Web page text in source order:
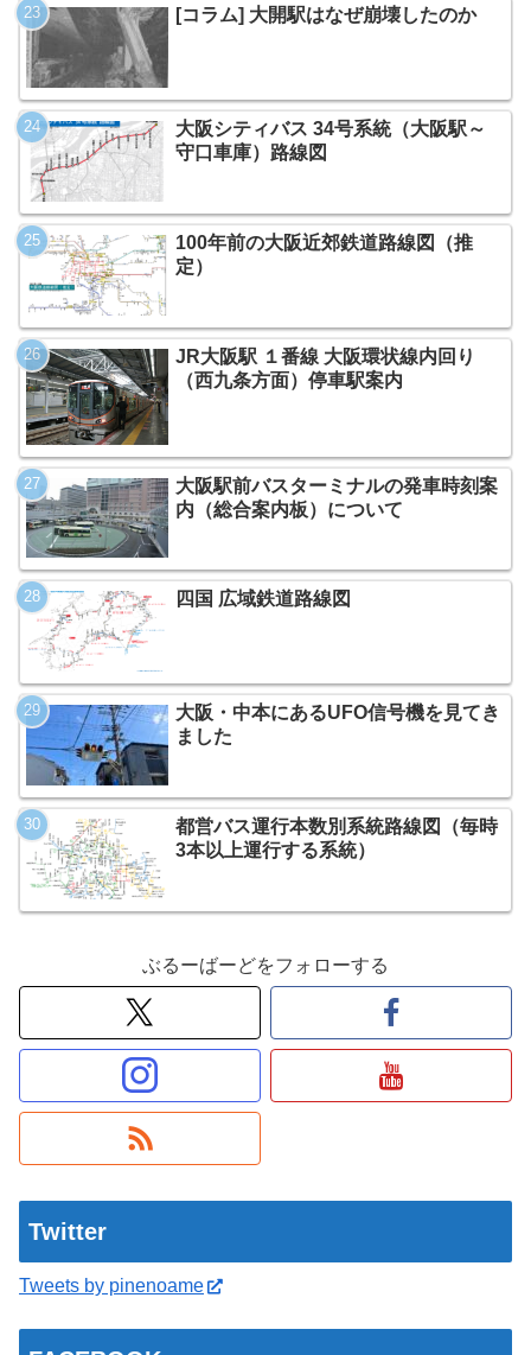
[コラム] 大開駅はなぜ崩壊したのか
大阪シティバス 34号系統（大阪駅～
守口車庫）路線図
100年前の大阪近郊鉄道路線図（推
定）
JR大阪駅 １番線 大阪環状線内回り
（西九条方面）停車駅案内
大阪駅前バスターミナルの発車時刻案
内（総合案内板）について
四国 広域鉄道路線図
大阪・中本にあるUFO信号機を見てき
ました
都営バス運行本数別系統路線図（毎時
3本以上運行する系統）
ぶるーばーどをフォローする
Twitter
Tweets by pinenoame